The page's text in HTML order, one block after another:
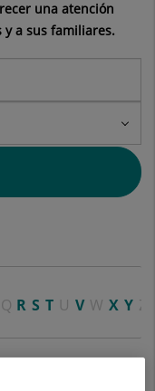
una atención
a sus familiares.
Q RST UV WXY Z